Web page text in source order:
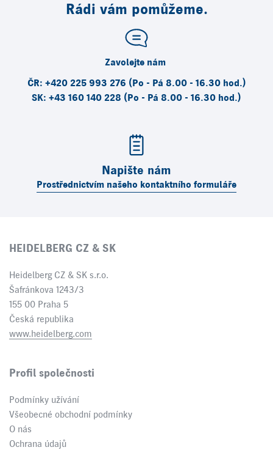
Rádi vám pomůžeme.
Zavolejte nám
ČR: +420 225 993 276 (Po - Pá 8.00 - 16.30 hod.)
SK: +43 160 140 228 (Po - Pá 8.00 - 16.30 hod.)
Napište nám
Prostřednictvím našeho kontaktního formuláře
HEIDELBERG CZ & SK
Heidelberg CZ & SK s.r.o.
Šafránkova 1243/3
155 00 Praha 5
Česká republika
www.heidelberg.com
Profil společnosti
Podmínky užívání
Všeobecné obchodní podmínky
O nás
Ochrana údajů